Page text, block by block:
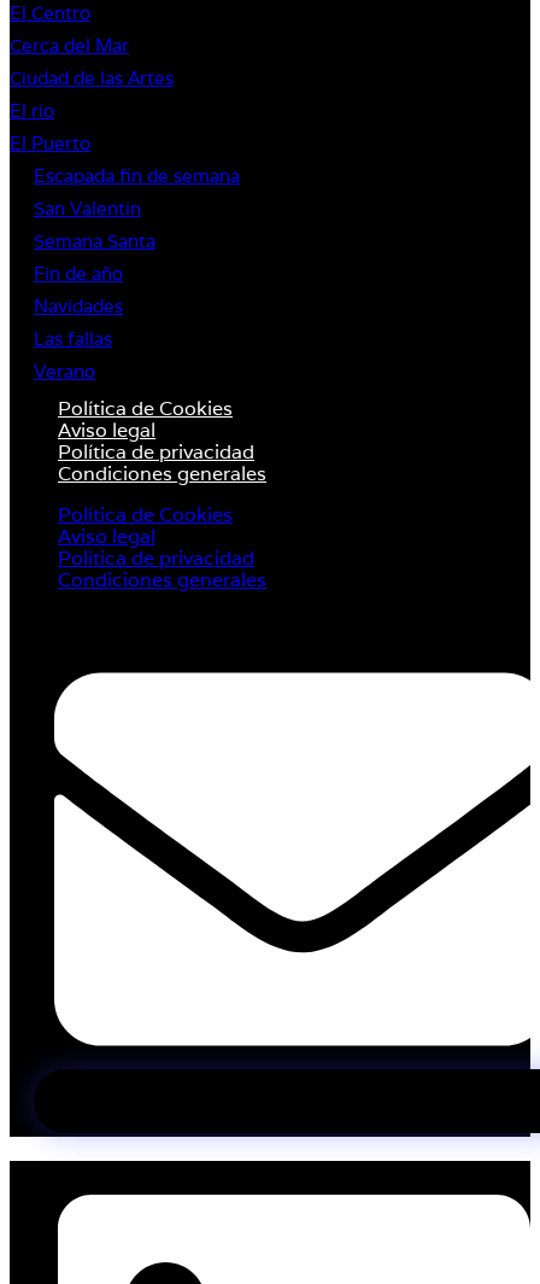
El Centro
Cerca del Mar
Ciudad de las Artes
El rio
El Puerto
Escapada fin de semana
San Valentin
Semana Santa
Fin de año
Navidades
Las fallas
Verano
Política de Cookies
Aviso legal
Política de privacidad
Condiciones generales
Política de Cookies
Aviso legal
Política de privacidad
Condiciones generales